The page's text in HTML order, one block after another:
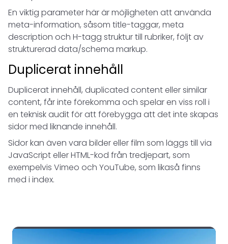
En viktig parameter här är möjligheten att använda
meta-information, såsom title-taggar, meta
description och H-tagg struktur till rubriker, följt av
strukturerad data/schema markup.
Duplicerat innehåll
Duplicerat innehåll, duplicated content eller similar
content, får inte förekomma och spelar en viss roll i
en teknisk audit för att förebygga att det inte skapas
sidor med liknande innehåll.
Sidor kan även vara bilder eller film som läggs till via
JavaScript eller HTML-kod från tredjepart, som
exempelvis Vimeo och YouTube, som likaså finns
med i index.